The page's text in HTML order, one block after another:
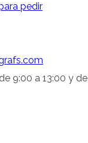
pedir
9:00 a 13:00 y de